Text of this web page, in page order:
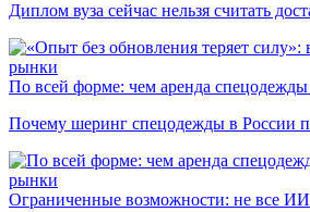
Диплом вуза сейчас нельзя считать
рынки
По всей форме: чем аренда
Почему шеринг спецодежды в России
рынки
Ограниченные возможности: не все